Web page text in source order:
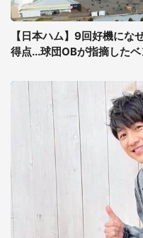
【日本ハム】9回好機にな
得点...球団OBが指摘したベ